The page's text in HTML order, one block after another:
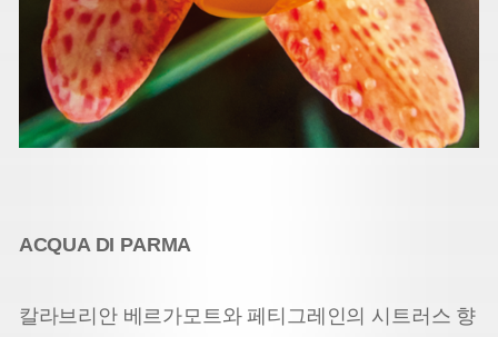
ACQUA DI PARMA
칼라브리안 베르가모트와 페티그레인의 시트러스 향